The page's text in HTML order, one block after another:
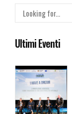
Ultimi Eventi